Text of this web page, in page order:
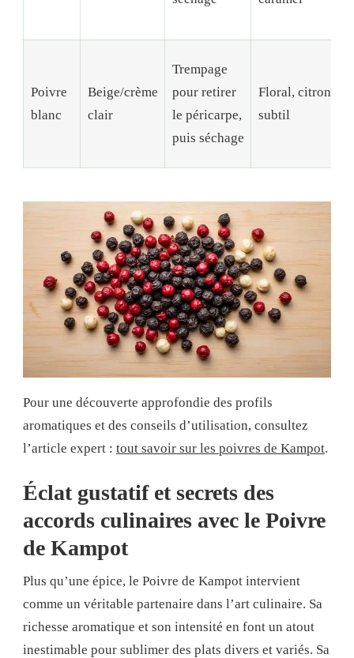
Poivre
blanc
Beige/crème
clair
Trempage
pour retirer
le péricarpe,
puis séchage
Floral, citronné,
subtil
Pour une découverte approfondie des profils
aromatiques et des conseils d’utilisation, consultez
l’article expert : tout savoir sur les poivres de Kampot.
Éclat gustatif et secrets des
accords culinaires avec le Poivre
de Kampot
Plus qu’une épice, le Poivre de Kampot intervient
comme un véritable partenaire dans l’art culinaire. Sa
richesse aromatique et son intensité en font un atout
inestimable pour sublimer des plats divers et variés. Sa